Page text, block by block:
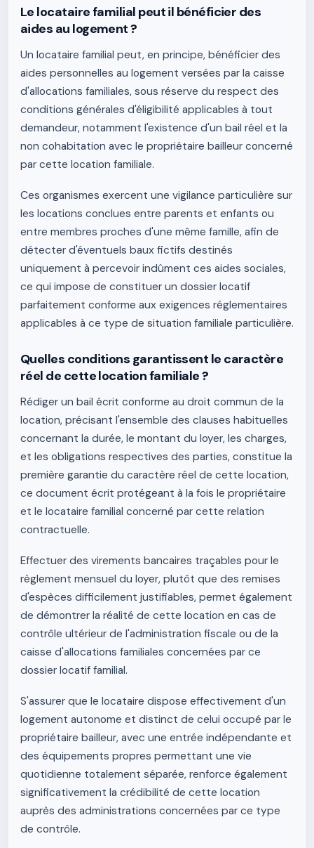
Le locataire familial peut il bénéficier des
aides au logement ?
Un locataire familial peut, en principe, bénéficier des
aides personnelles au logement versées par la caisse
d'allocations familiales, sous réserve du respect des
conditions générales d'éligibilité applicables à tout
demandeur, notamment l'existence d'un bail réel et la
non cohabitation avec le propriétaire bailleur concerné
par cette location familiale.
Ces organismes exercent une vigilance particulière sur
les locations conclues entre parents et enfants ou
entre membres proches d'une même famille, afin de
détecter d'éventuels baux fictifs destinés
uniquement à percevoir indûment ces aides sociales,
ce qui impose de constituer un dossier locatif
parfaitement conforme aux exigences réglementaires
applicables à ce type de situation familiale particulière.
Quelles conditions garantissent le caractère
réel de cette location familiale ?
Rédiger un bail écrit conforme au droit commun de la
location, précisant l'ensemble des clauses habituelles
concernant la durée, le montant du loyer, les charges,
et les obligations respectives des parties, constitue la
première garantie du caractère réel de cette location,
ce document écrit protégeant à la fois le propriétaire
et le locataire familial concerné par cette relation
contractuelle.
Effectuer des virements bancaires traçables pour le
règlement mensuel du loyer, plutôt que des remises
d'espèces difficilement justifiables, permet également
de démontrer la réalité de cette location en cas de
contrôle ultérieur de l'administration fiscale ou de la
caisse d'allocations familiales concernées par ce
dossier locatif familial.
S'assurer que le locataire dispose effectivement d'un
logement autonome et distinct de celui occupé par le
propriétaire bailleur, avec une entrée indépendante et
des équipements propres permettant une vie
quotidienne totalement séparée, renforce également
significativement la crédibilité de cette location
auprès des administrations concernées par ce type
de contrôle.